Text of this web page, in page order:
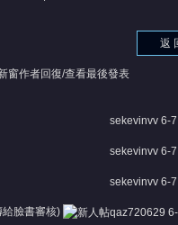
返
窗作者回復/查看最後發表
sekevinvv 6-7
sekevinvv 6-7
sekevinvv 6-7
臉書審核) qaz720629